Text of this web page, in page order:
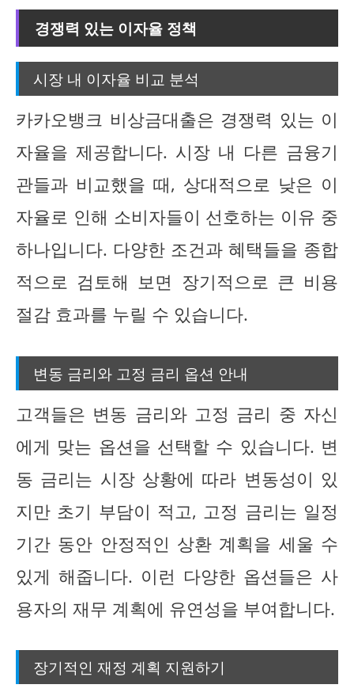
경쟁력 있는 이자율 정책
시장 내 이자율 비교 분석
카카오뱅크 비상금대출은 경쟁력 있는 이
자율을 제공합니다. 시장 내 다른 금융기
관들과 비교했을 때, 상대적으로 낮은 이
자율로 인해 소비자들이 선호하는 이유 중
하나입니다. 다양한 조건과 혜택들을 종합
적으로 검토해 보면 장기적으로 큰 비용
절감 효과를 누릴 수 있습니다.
변동 금리와 고정 금리 옵션 안내
고객들은 변동 금리와 고정 금리 중 자신
에게 맞는 옵션을 선택할 수 있습니다. 변
동 금리는 시장 상황에 따라 변동성이 있
지만 초기 부담이 적고, 고정 금리는 일정
기간 동안 안정적인 상환 계획을 세울 수
있게 해줍니다. 이런 다양한 옵션들은 사
용자의 재무 계획에 유연성을 부여합니다.
장기적인 재정 계획 지원하기